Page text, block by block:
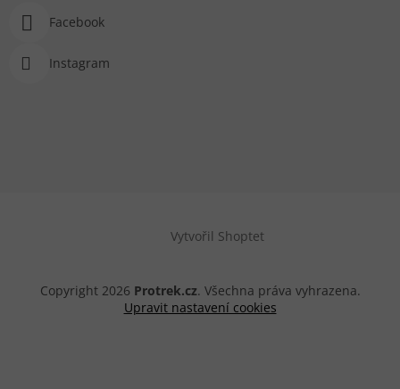
Facebook
Instagram
Vytvořil Shoptet
Copyright 2026 Protrek.cz. Všechna práva vyhrazena.
Upravit nastavení cookies